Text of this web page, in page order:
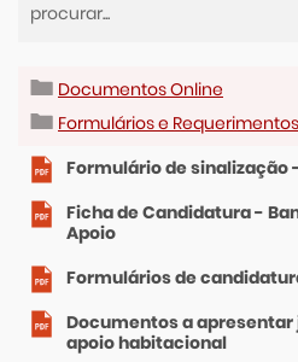
Documentos Online
Formulários e Requerimentos
Formulário de sinalização
Ficha de Candidatura -
Apoio
Formulários de
Documentos a
apoio habitacional